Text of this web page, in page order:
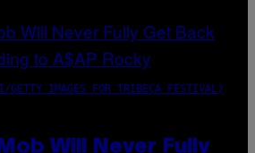
GETTY IMAGES FOR TRIBECA FESTIVAL)
Will Never Fully